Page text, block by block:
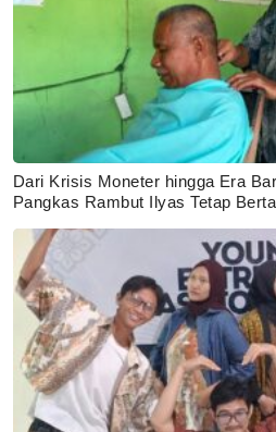
Dari Krisis Moneter hingga Era
Pangkas Rambut Ilyas Tetap